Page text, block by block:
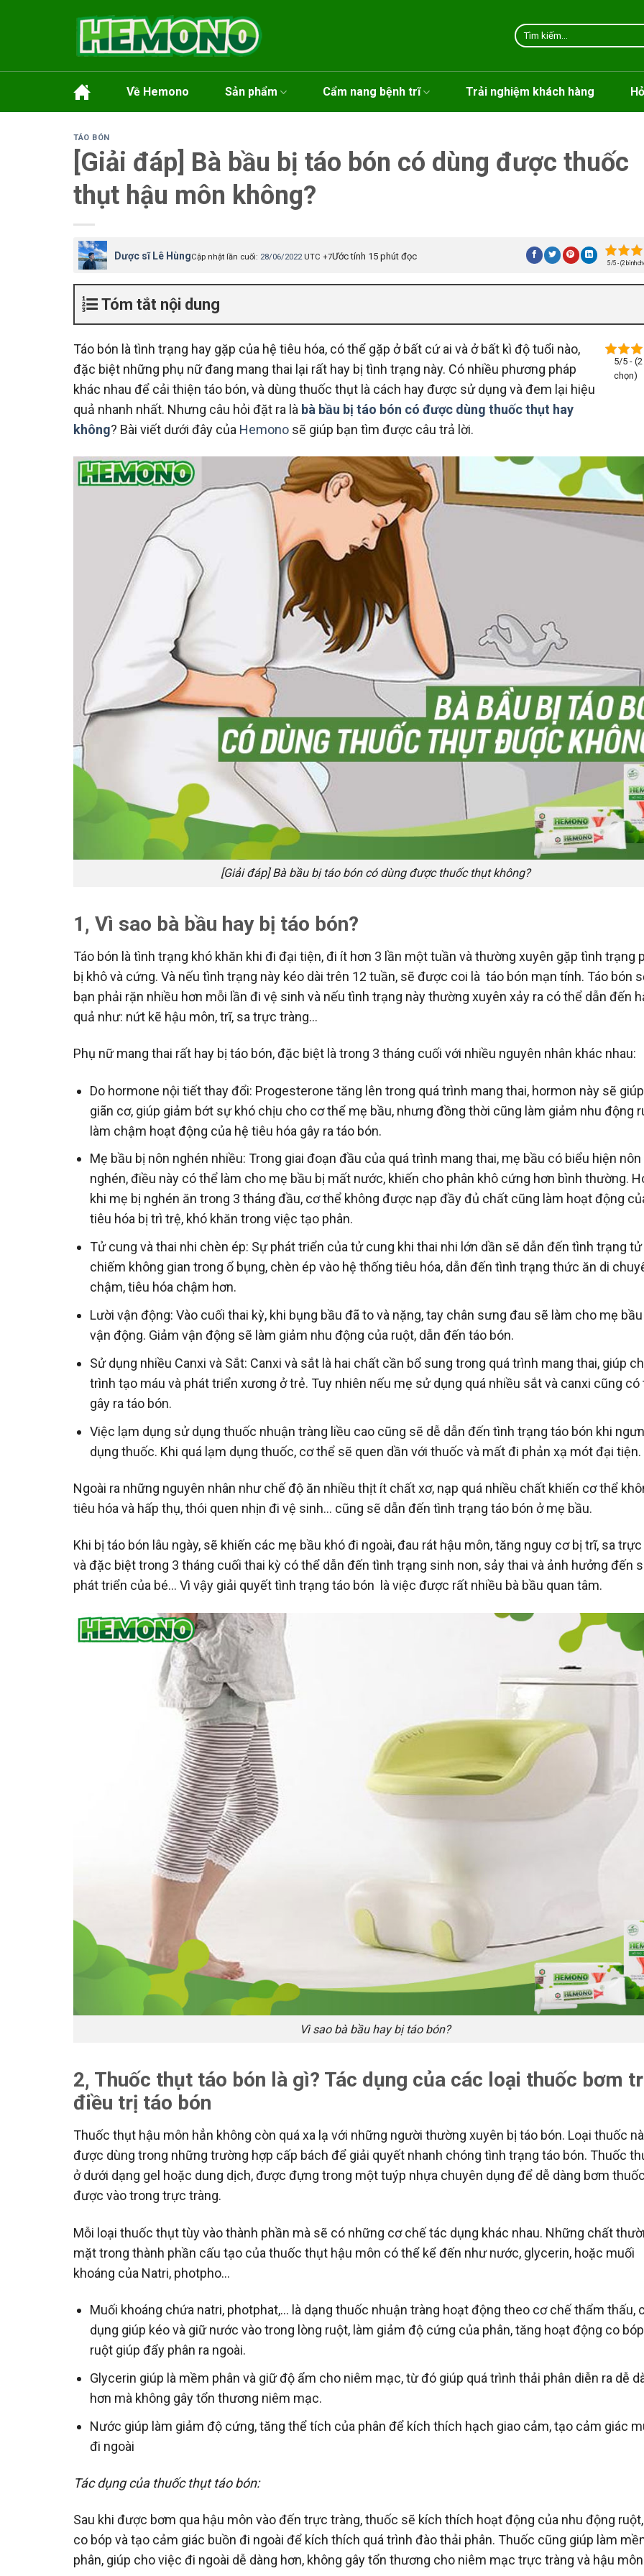
Tìm
kiếm:
Về Hemono Sản phẩm Cẩm nang bệnh trĩ Trải nghiệm khách hàng
TÁO BÓN
[Giải đáp] Bà bầu bị táo bón có dùng được thuốc
thụt hậu môn không?
Dược sĩ Lê HùngCập nhật lần cuối: 28/06/2022 UTC +7Ước tính 15 phút đọc
5/5 - (2 bình
Tóm tắt nội dung
5/5 -
chọn)
Táo bón là tình trạng hay gặp của hệ tiêu hóa, có thể gặp ở bất cứ ai và ở bất kì độ tuổi nào,
đặc biệt những phụ nữ đang mang thai lại rất hay bị tình trạng này. Có nhiều phương pháp
khác nhau để cải thiện táo bón, và dùng thuốc thụt là cách hay được sử dụng và đem lại hiệu
quả nhanh nhất. Nhưng câu hỏi đặt ra là bà bầu bị táo bón có được dùng thuốc thụt hay
không? Bài viết dưới đây của Hemono sẽ giúp bạn tìm được câu trả lời.
[Giải đáp] Bà bầu bị táo bón có dùng được thuốc thụt không?
1, Vì sao bà bầu hay bị táo bón?
Táo bón là tình trạng khó khăn khi đi đại tiện, đi ít hơn 3 lần một tuần và thường xuyên gặp tình trạng
bị khô và cứng. Và nếu tình trạng này kéo dài trên 12 tuần, sẽ được coi là táo bón mạn tính. Táo bón
bạn phải rặn nhiều hơn mỗi lần đi vệ sinh và nếu tình trạng này thường xuyên xảy ra có thể dẫn đến
quả như: nứt kẽ hậu môn, trĩ, sa trực tràng…
Phụ nữ mang thai rất hay bị táo bón, đặc biệt là trong 3 tháng cuối với nhiều nguyên nhân khác nhau:
Do hormone nội tiết thay đổi: Progesterone tăng lên trong quá trình mang thai, hormon này sẽ
giãn cơ, giúp giảm bớt sự khó chịu cho cơ thể mẹ bầu, nhưng đồng thời cũng làm giảm nhu động
làm chậm hoạt động của hệ tiêu hóa gây ra táo bón.
Mẹ bầu bị nôn nghén nhiều: Trong giai đoạn đầu của quá trình mang thai, mẹ bầu có biểu hiện nôn
nghén, điều này có thể làm cho mẹ bầu bị mất nước, khiến cho phân khô cứng hơn bình thường.
khi mẹ bị nghén ăn trong 3 tháng đầu, cơ thể không được nạp đầy đủ chất cũng làm hoạt động
tiêu hóa bị trì trệ, khó khăn trong việc tạo phân.
Tử cung và thai nhi chèn ép: Sự phát triển của tử cung khi thai nhi lớn dần sẽ dẫn đến tình trạng
chiếm không gian trong ổ bụng, chèn ép vào hệ thống tiêu hóa, dẫn đến tình trạng thức ăn di
chậm, tiêu hóa chậm hơn.
Lười vận động: Vào cuối thai kỳ, khi bụng bầu đã to và nặng, tay chân sưng đau sẽ làm cho mẹ
vận động. Giảm vận động sẽ làm giảm nhu động của ruột, dẫn đến táo bón.
Sử dụng nhiều Canxi và Sắt: Canxi và sắt là hai chất cần bổ sung trong quá trình mang thai, giúp
trình tạo máu và phát triển xương ở trẻ. Tuy nhiên nếu mẹ sử dụng quá nhiều sắt và canxi cũng có
gây ra táo bón.
Việc lạm dụng sử dụng thuốc nhuận tràng liều cao cũng sẽ dễ dẫn đến tình trạng táo bón khi
dụng thuốc. Khi quá lạm dụng thuốc, cơ thể sẽ quen dần với thuốc và mất đi phản xạ mót đại tiện.
Ngoài ra những nguyên nhân như chế độ ăn nhiều thịt ít chất xơ, nạp quá nhiều chất khiến cơ thể
tiêu hóa và hấp thụ, thói quen nhịn đi vệ sinh… cũng sẽ dẫn đến tình trạng táo bón ở mẹ bầu.
Khi bị táo bón lâu ngày, sẽ khiến các mẹ bầu khó đi ngoài, đau rát hậu môn, tăng nguy cơ bị trĩ, sa
và đặc biệt trong 3 tháng cuối thai kỳ có thể dẫn đến tình trạng sinh non, sảy thai và ảnh hưởng đến
phát triển của bé… Vì vậy giải quyết tình trạng táo bón là việc được rất nhiều bà bầu quan tâm.
Vì sao bà bầu hay bị táo bón?
2, Thuốc thụt táo bón là gì? Tác dụng của các loại thuốc bơm
điều trị táo bón
Thuốc thụt hậu môn hẳn không còn quá xa lạ với những người thường xuyên bị táo bón. Loại thuốc
được dùng trong những trường hợp cấp bách để giải quyết nhanh chóng tình trạng táo bón. Thuốc
ở dưới dạng gel hoặc dung dịch, được đựng trong một tuýp nhựa chuyên dụng để dễ dàng bơm
được vào trong trực tràng.
Mỗi loại thuốc thụt tùy vào thành phần mà sẽ có những cơ chế tác dụng khác nhau. Những chất
mặt trong thành phần cấu tạo của thuốc thụt hậu môn có thể kể đến như nước, glycerin, hoặc muối
khoáng của Natri, photpho…
Muối khoáng chứa natri, photphat,… là dạng thuốc nhuận tràng hoạt động theo cơ chế thẩm thấu,
dụng giúp kéo và giữ nước vào trong lòng ruột, làm giảm độ cứng của phân, tăng hoạt động co
ruột giúp đẩy phân ra ngoài.
Glycerin giúp là mềm phân và giữ độ ẩm cho niêm mạc, từ đó giúp quá trình thải phân diễn ra dễ
hơn mà không gây tổn thương niêm mạc.
Nước giúp làm giảm độ cứng, tăng thể tích của phân để kích thích hạch giao cảm, tạo cảm giác
đi ngoài
Tác dụng của thuốc thụt táo bón:
Sau khi được bơm qua hậu môn vào đến trực tràng, thuốc sẽ kích thích hoạt động của nhu động
co bóp và tạo cảm giác buồn đi ngoài để kích thích quá trình đào thải phân. Thuốc cũng giúp làm
phân, giúp cho việc đi ngoài dễ dàng hơn, không gây tổn thương cho niêm mạc trực tràng và hậu